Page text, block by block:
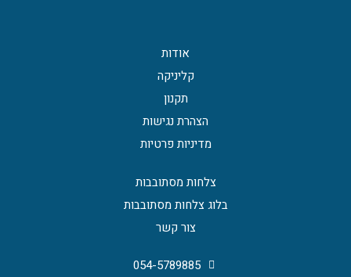
אודות
קליניקה
תקנון
הצהרת נגישות
מדיניות פרטיות
צלחות מסתובבות
בלוג צלחות מסתובבות
צור קשר
054-5789885